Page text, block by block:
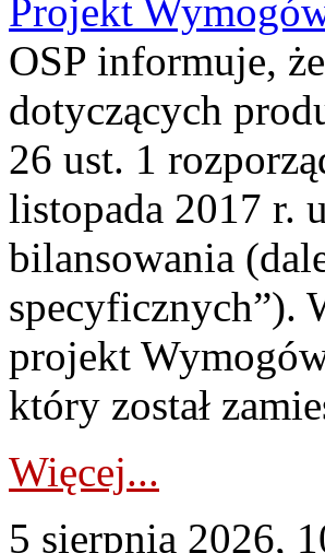
Projekt
OSP informuje,
dotyczących
26 ust. 1
listopada 2017 r.
bilansowania
specyficznych”).
projekt
który został
Więcej...
5 sierpnia 2026,